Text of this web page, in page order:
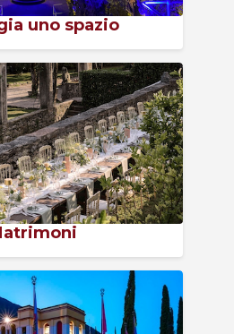
uno spazio